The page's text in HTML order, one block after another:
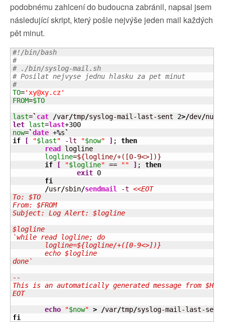
podobnému zahlcení do budoucna zabránil, napsal jsem
následující skript, který pošle nejvýše jeden mail každých
pět minut.
#!/bin/bash
#
# ./bin/syslog-mail.sh
# Posilat nejvyse jednu hlasku za pet minut
#
TO='xy@xy.cz'
FROM=$TO
last=` cat /var/tmp/syslog-mail-last-sent 2>/dev/null
let last=last+300
now=`date +%s`
if
[ "$last" -lt "$now" ] ; then
read
logline
logline=${logline/+([0-9<>])}
if
[ "$logline" == "" ] ; then
exit 0
fi
/usr/sbin/sendmail -t <<EOT
To: $TO
From: $FROM
Subject: Log Alert: $logline
$logline
`while read logline; do
done`
--
This is an automatically generated message from
EOT
echo
"$now" > /var/tmp/
fi